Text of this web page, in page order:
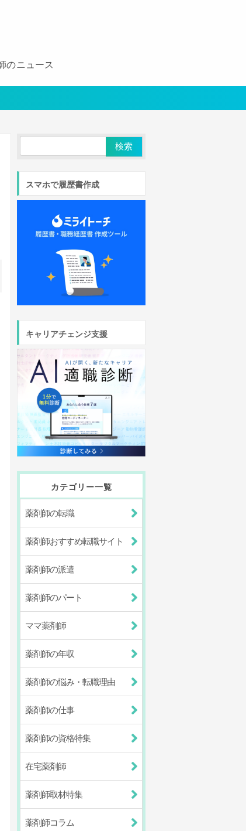
のニュース
スマホで履歴書作成
キャリアチェンジ支援
カテゴリー一覧
薬剤師の転職
薬剤師おすすめ転職サイト
薬剤師の派遣
薬剤師のパート
ママ薬剤師
薬剤師の年収
薬剤師の悩み・転職理由
薬剤師の仕事
薬剤師の資格特集
在宅薬剤師
薬剤師取材特集
薬剤師コラム